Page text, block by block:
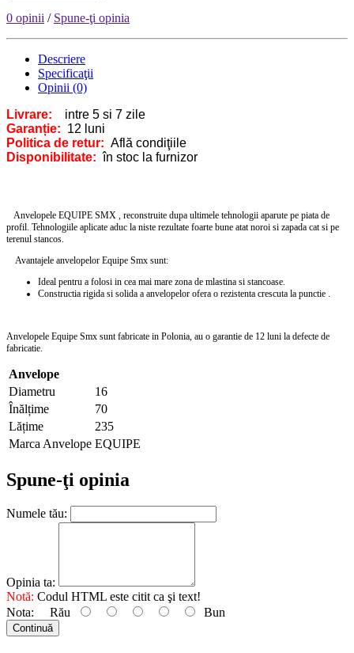
0 opinii / Spune-ţi opinia
Descriere
Specificaţii
Opinii (0)
Livrare:
intre 5 si 7 zile
Garanție: 12 luni
Politica de retur: Află condiţiile
Disponibilitate: în stoc la furnizor
Anvelopele EQUIPE SMX , reconstruite dupa ultimele tehnologii aparute pe piata de
profil. Tehnologiile aplicate aduc la niste rezultate foarte bune atat noroi si zapada cat si pe
terenul stancos.
Avantajele anvelopelor Equipe Smx sunt:
Ideal pentru a folosi in cea mai mare zona de mlastina si stancoase.
Constructia rigida si solida a anvelopelor ofera o rezistenta crescuta la punctie .
Anvelopele Equipe Smx sunt fabricate in Polonia, au o garantie de 12 luni la defecte de
fabricatie.
Anvelope
Diametru
16
Înălțime
70
Lățime
235
Marca Anvelope EQUIPE
Spune-ţi opinia
Numele tău:
Opinia ta:
Notă: Codul HTML este citit ca şi text!
Nota: Rău Bun
Continuă